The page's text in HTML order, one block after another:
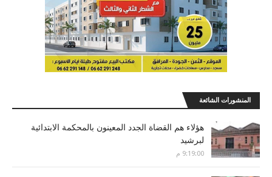
المنشورات الشائعة
هؤلاء هم القضاة الجدد المعينون بالمحكمة الابتدائية
لبرشيد
9:19:00 م